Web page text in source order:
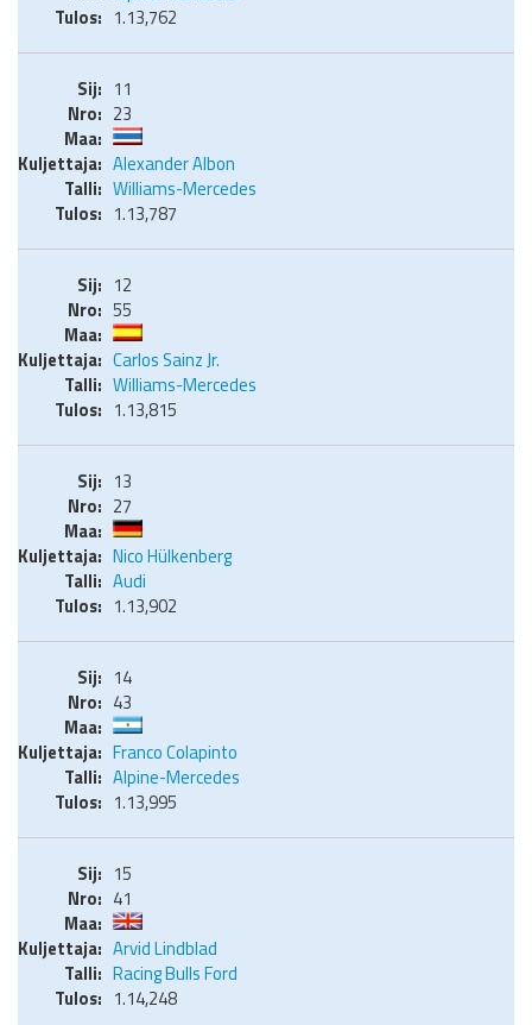
1.13,762
11
23
Alexander Albon
Williams-Mercedes
1.13,787
12
55
Carlos Sainz Jr.
Williams-Mercedes
1.13,815
13
27
Nico Hülkenberg
Audi
1.13,902
14
43
Franco Colapinto
Alpine-Mercedes
1.13,995
15
41
Arvid Lindblad
Racing Bulls Ford
1.14,248